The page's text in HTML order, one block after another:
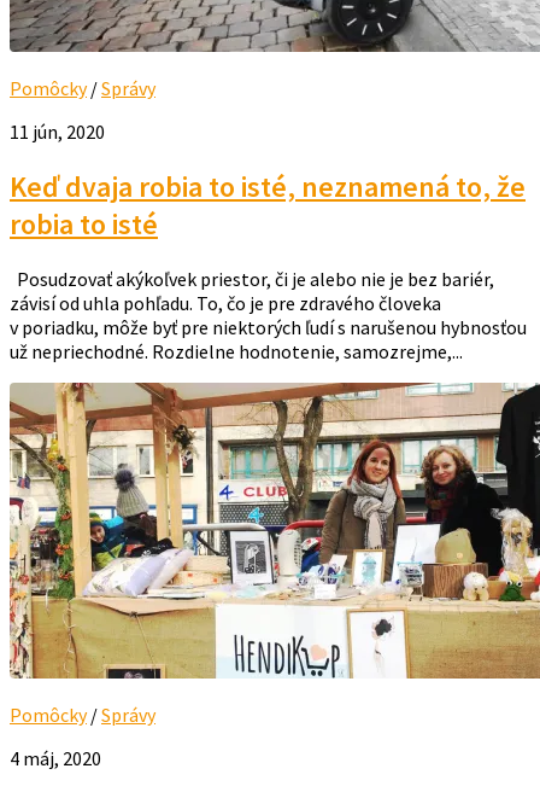
Pomôcky/Správy
11 jún, 2020
Keď dvaja robia to isté, neznamená to, že
robia to isté
Posudzovať akýkoľvek priestor, či je alebo nie je bez bariér,
závisí od uhla pohľadu. To, čo je pre zdravého človeka
v poriadku, môže byť pre niektorých ľudí s narušenou hybnosťou
už nepriechodné. Rozdielne hodnotenie, samozrejme,...
Pomôcky/Správy
4 máj, 2020